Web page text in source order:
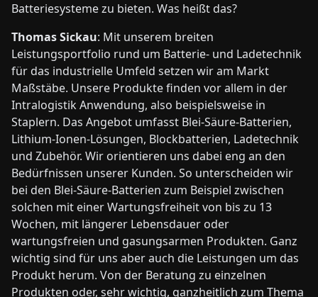
Batteriesysteme zu bieten. Was heißt das?
Thomas Sickau: Mit unserem breiten
Leistungsportfolio rund um Batterie- und Ladetechnik
für das industrielle Umfeld setzen wir am Markt
Maßstäbe. Unsere Produkte finden vor allem in der
Intralogistik Anwendung, also beispielsweise in
Staplern. Das Angebot umfasst Blei-Säure-Batterien,
Lithium-Ionen-Lösungen, Blockbatterien, Ladetechnik
und Zubehör. Wir orientieren uns dabei eng an den
Bedürfnissen unserer Kunden. So unterscheiden wir
bei den Blei-Säure-Batterien zum Beispiel zwischen
solchen mit einer Wartungsfreiheit von bis zu 13
Wochen, mit längerer Lebensdauer oder
wartungsfreien und gasungsarmen Produkten. Ganz
wichtig sind für uns aber auch die Leistungen um das
Produkt herum. Von der Beratung zu einzelnen
Produkten oder, sehr wichtig, ganzheitlich zum Thema